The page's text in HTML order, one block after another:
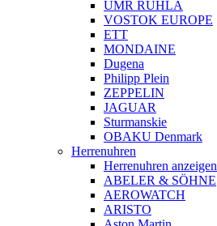
UMR RUHLA
VOSTOK EUROPE
ETT
MONDAINE
Dugena
Philipp Plein
ZEPPELIN
JAGUAR
Sturmanskie
OBAKU Denmark
Herrenuhren
Herrenuhren anzeigen
ABELER & SÖHNE
AEROWATCH
ARISTO